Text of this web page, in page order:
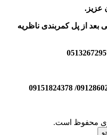
عزیز .
بعد از پل کمربندی ناظریه
محفوظ است.